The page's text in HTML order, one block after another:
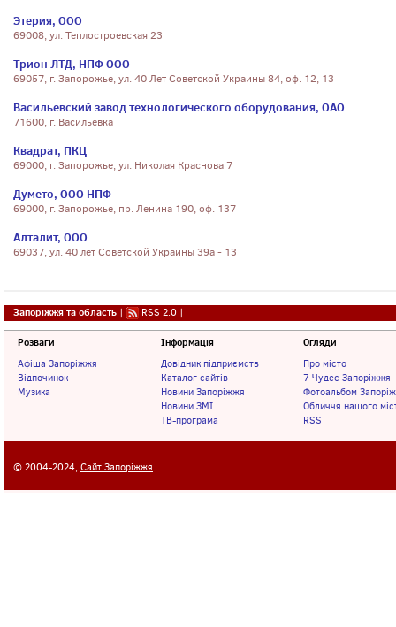
Этерия, ООО
69008, ул. Теплостроевская 23
Трион ЛТД, НПФ ООО
69057, г. Запорожье, ул. 40 Лет Советской Украины 84, оф. 12, 13
Васильевский завод технологического оборудования, ОАО
71600, г. Васильевка
Квадрат, ПКЦ
69000, г. Запорожье, ул. Николая Краснова 7
Думето, ООО НПФ
69000, г. Запорожье, пр. Ленина 190, оф. 137
Алталит, ООО
69037, ул. 40 лет Советской Украины 39а - 13
Запоріжжя та область | RSS 2.0 |
Розваги
Афіша Запоріжжя
Відпочинок
Музика
Інформація
Довідник підприємств
Каталог сайтів
Новини Запоріжжя
Новини ЗМІ
ТВ-програма
Огляди
Про місто
7 Чудес Запоріжжя
Фотоальбом
Обличчя нашого
RSS
© 2004-2024, Сайт Запоріжжя.